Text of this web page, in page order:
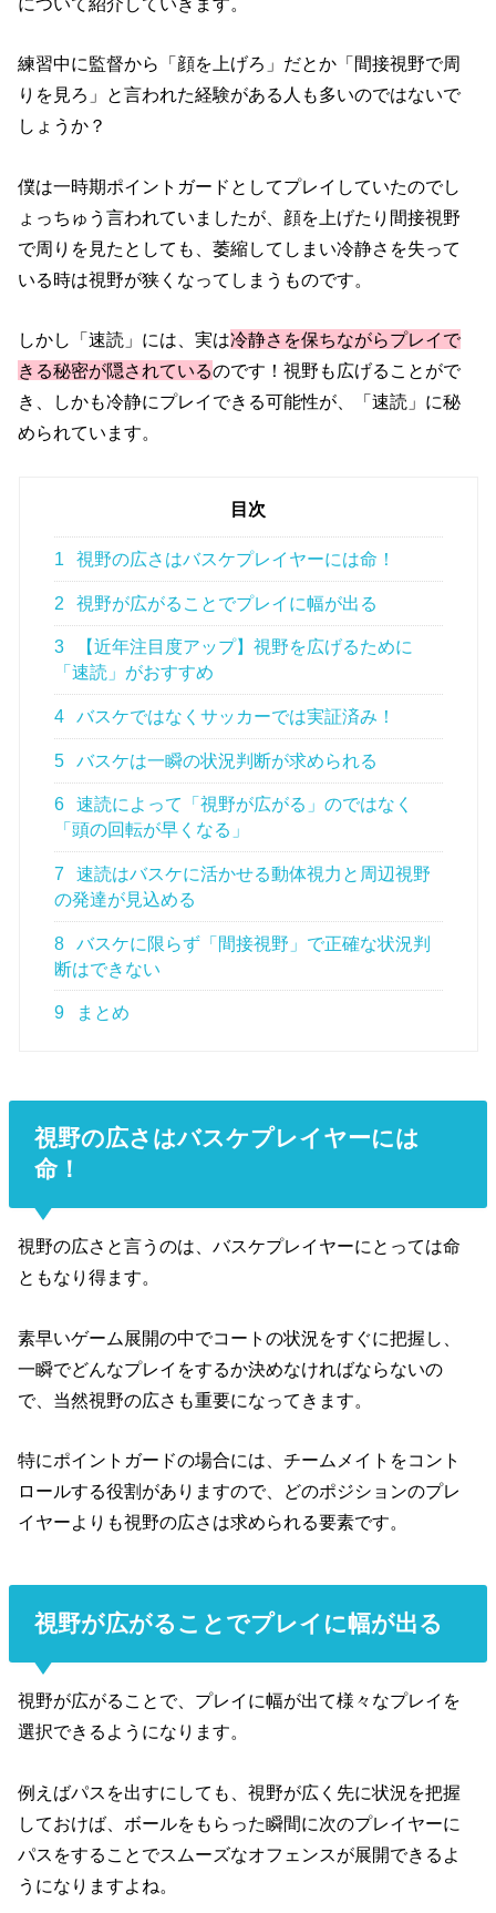
練習中に監督から「顔を上げろ」だとか「間接視野で周
りを見ろ」と言われた経験がある人も多いのではないで
しょうか？
僕は一時期ポイントガードとしてプレイしていたのでし
ょっちゅう言われていましたが、顔を上げたり間接視野
で周りを見たとしても、萎縮してしまい冷静さを失って
いる時は視野が狭くなってしまうものです。
しかし「速読」には、実は冷静さを保ちながらプレイで
きる秘密が隠されているのです！視野も広げることがで
き、しかも冷静にプレイできる可能性が、「速読」に秘
められています。
目次
1 視野の広さはバスケプレイヤーには命！
2 視野が広がることでプレイに幅が出る
3
【近年注目度アップ】視野を広げるために
「速読」がおすすめ
4 バスケではなくサッカーでは実証済み！
5 バスケは一瞬の状況判断が求められる
6
速読によって「視野が広がる」のではなく
「頭の回転が早くなる」
7
速読はバスケに活かせる動体視力と周辺視野
の発達が見込める
8
バスケに限らず「間接視野」で正確な状況判
断はできない
9 まとめ
視野の広さはバスケプレイヤーには
命！
視野の広さと言うのは、バスケプレイヤーにとっては命
ともなり得ます。
素早いゲーム展開の中でコートの状況をすぐに把握し、
一瞬でどんなプレイをするか決めなければならないの
で、当然視野の広さも重要になってきます。
特にポイントガードの場合には、チームメイトをコント
ロールする役割がありますので、どのポジションのプレ
イヤーよりも視野の広さは求められる要素です。
視野が広がることでプレイに幅が出る
視野が広がることで、プレイに幅が出て様々なプレイを
選択できるようになります。
例えばパスを出すにしても、視野が広く先に状況を把握
しておけば、ボールをもらった瞬間に次のプレイヤーに
パスをすることでスムーズなオフェンスが展開できるよ
うになりますよね。